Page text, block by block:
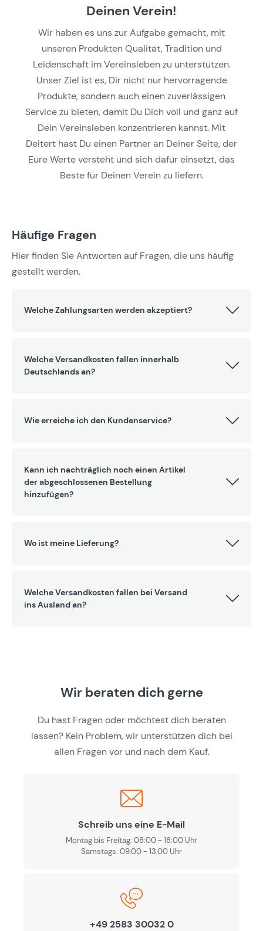
Deinen Verein!
Wir haben es uns zur Aufgabe gemacht, mit
unseren Produkten Qualität, Tradition und
Leidenschaft im Vereinsleben zu unterstützen.
Unser Ziel ist es, Dir nicht nur hervorragende
Produkte, sondern auch einen zuverlässigen
Service zu bieten, damit Du Dich voll und ganz auf
Dein Vereinsleben konzentrieren kannst. Mit
Deitert hast Du einen Partner an Deiner Seite, der
Eure Werte versteht und sich dafür einsetzt, das
Beste für Deinen Verein zu liefern.
Häufige Fragen
Hier finden Sie Antworten auf Fragen, die uns häufig
gestellt werden.
Welche Zahlungsarten werden akzeptiert?
Welche Versandkosten fallen innerhalb
Deutschlands an?
Wie erreiche ich den Kundenservice?
Kann ich nachträglich noch einen Artikel
der abgeschlossenen Bestellung
hinzufügen?
Wo ist meine Lieferung?
Welche Versandkosten fallen bei Versand
ins Ausland an?
Wir beraten dich gerne
Du hast Fragen oder möchtest dich beraten
lassen? Kein Problem, wir unterstützen dich bei
allen Fragen vor und nach dem Kauf.
Schreib uns eine E-Mail
Montag bis Freitag: 08:00 - 18:00 Uhr
Samstags: 09.00 - 13.00 Uhr
+49 2583 30032 0